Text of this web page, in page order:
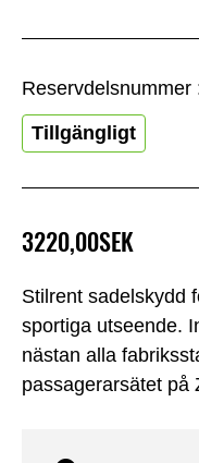
Stilrent sadelskydd
sportiga utseende.
nästan alla
passagerarsätet på
3220,00SEK
Reservdelsnummer
Tillgängligt